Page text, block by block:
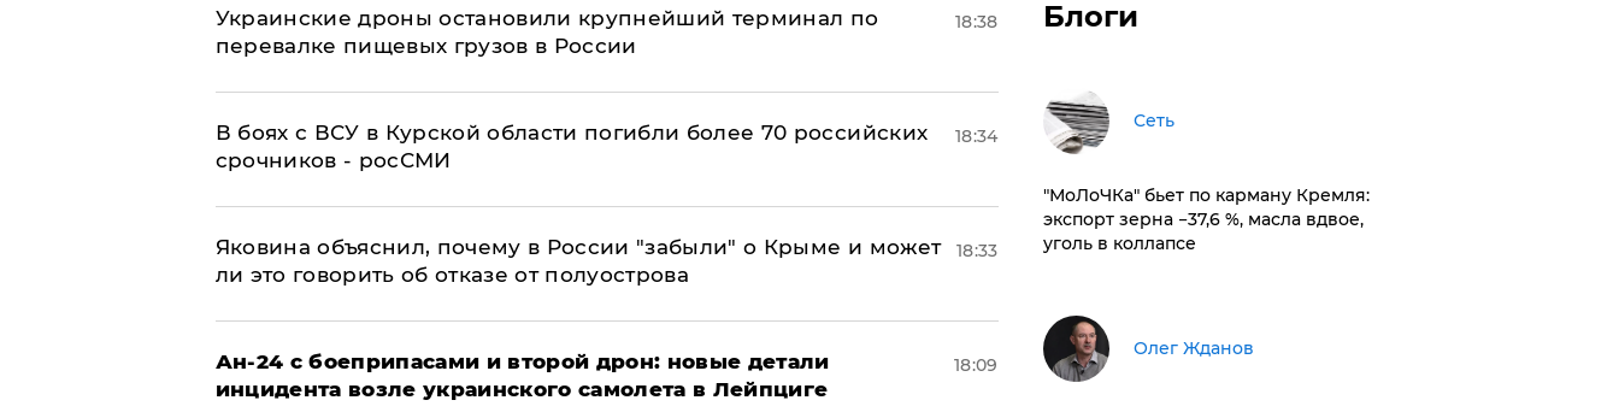
Украинские дроны остановили крупнейший терминал по
перевалке пищевых грузов в России
18:38
В боях с ВСУ в Курской области погибли более 70 российских
срочников - росСМИ
18:34
Яковина объяснил, почему в России "забыли" о Крыме и может
ли это говорить об отказе от полуострова
18:33
Ан-24 с боеприпасами и второй дрон: новые детали
инцидента возле украинского самолета в Лейпциге
18:09
Блоги
Сеть
​"МоЛоЧКа" бьет по карману Кремля:
экспорт зерна −37,6 %, масла вдвое,
уголь в коллапсе
Олег Жданов